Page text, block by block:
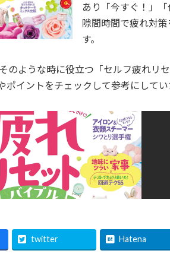
あり「今すぐ！」
隙間時間で疲れ対
す。
ような時に役立つ「セルフ疲れリ
ポイントをチェックして参考にしてい
twitter Hatena